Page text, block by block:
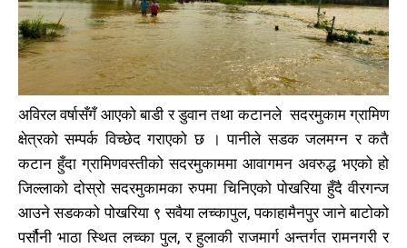
राजनीति 55
अर्थ 54
फिचर 28
विशेष
प्रदेश
शिक्षा 19
बागमती 16
स्वास्थ्य 15
खेलकूद 15
राजनीति 55
अर्थ 54
फिचर 28
विशेष
प्रदेश
शिक्षा 19
बागमती 16
स्वास्थ्य 15
खेलकूद 15
अविरल वर्षासँगँ आएको बाडी र डुवान तथा कटानले सदरमुकाम ग्रामिण
क्षेत्रको सम्पर्क विच्छेद गराएको छ । पानीले सडक जलमग्न र कतै
कटान हुँदा ग्रामिणवस्तीको सदरमुकाममा आवागमन अवरुद्ध भएको हो
जिल्लाको दोस्रो सदरमुकामका रुपमा चिनिएको पोखरिया हुँदै वीरगन्ज
आउने सडकको पोखरिया ९ सवैया लच्कापुल, पकाहामैनपुर जाने बाटोको
पर्सौनी भाठा स्थित लच्का पुल, र हुलाकी राजमार्ग अन्तर्गत रामनगरी र